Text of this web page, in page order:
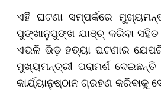
ଏହି ଘଟଣା ସମ୍ପର୍କରେ
ପୁଙ୍ଖାନୁପୁଙ୍ଖ ଯାଞ୍ଚ୍ କରିବା ସହିତ
ଏଭଳି ଭିଡ଼ ହତ୍ୟା ଘଟଣାର
ମୁଖ୍ୟମନ୍ତ୍ରୀ ପରାମର୍ଶ
କାର୍ଯ୍ୟାନୁଷ୍ଠାନ ଗ୍ରହଣ କରିବାକୁ